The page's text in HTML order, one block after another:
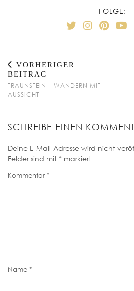
FOLGE:
VORHERIGER
BEITRAG
TRAUNSTEIN – WANDERN MIT
AUSSICHT
SCHREIBE EINEN
Deine E-Mail-Adresse wird nicht
Felder sind mit * markiert
Kommentar *
Name *